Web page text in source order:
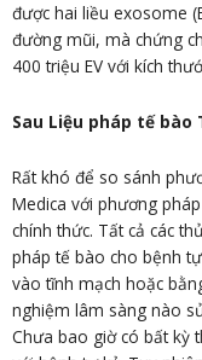
được hai liều exosome
đường mũi, mà chứng
400 triệu EV với kích
Sau Liệu pháp tế bào
Rất khó để so sánh
Medica với phương
chính thức. Tất cả các
pháp tế bào cho bệnh
vào tĩnh mạch hoặc
nghiệm lâm sàng nào
Chưa bao giờ có bất kỳ